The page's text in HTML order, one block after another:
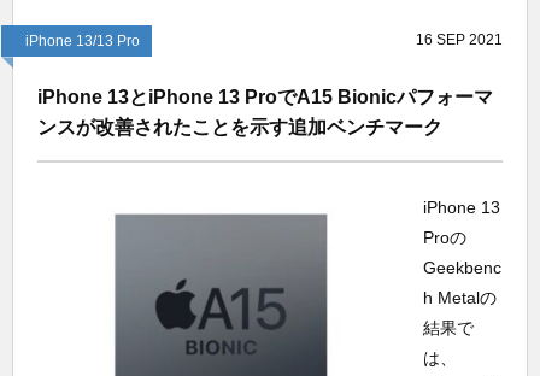
iPhone 13/13 Pro 16 SEP 2021
iPhone 13とiPhone 13 ProでA15 Bionicパフォーマ
ンスが改善されたことを示す追加ベンチマーク
iPhone 13
Proの
Geekbenc
h Metalの
結果で
は、